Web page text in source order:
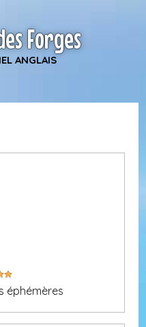
Forges
ANGLAIS
éphémères